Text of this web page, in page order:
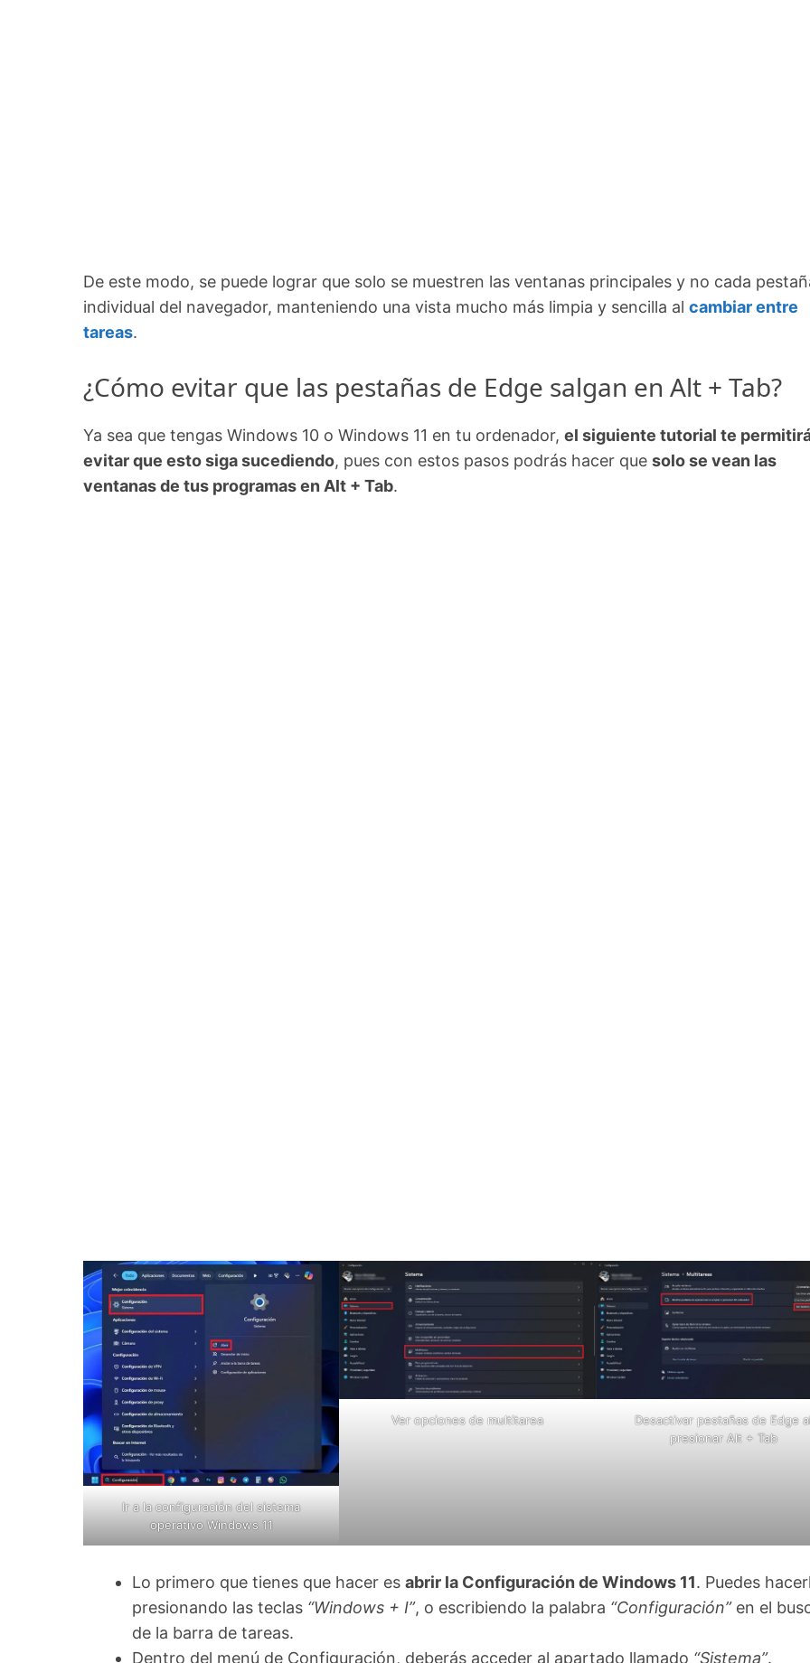
De este modo, se puede lograr que solo se muestren las ventanas principales y no cada
individual del navegador, manteniendo una vista mucho más limpia y sencilla al cambiar entre
tareas.
¿Cómo evitar que las pestañas de Edge salgan en Alt + Tab?
Ya sea que tengas Windows 10 o Windows 11 en tu ordenador, el siguiente tutorial te
evitar que esto siga sucediendo, pues con estos pasos podrás hacer que solo se vean las
ventanas de tus programas en Alt + Tab.
Ir a la configuración del sistema
operativo Windows 11
Ver opciones de multitarea
Desactivar pestañas de Edge
presionar Alt + Tab
Lo primero que tienes que hacer es abrir la Configuración de Windows 11. Puedes
presionando las teclas “Windows + I”, o escribiendo la palabra “Configuración”en el
de la barra de tareas.
Dentro del menú de Configuración, deberás acceder al apartado llamado “Sistema”.